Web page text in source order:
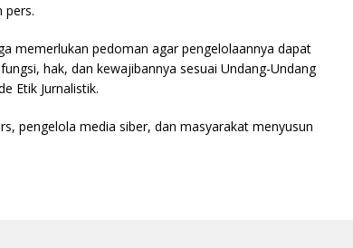
pers.
memerlukan pedoman agar pengelolaannya dapat
hak, dan kewajibannya sesuai Undang-Undang
Etik Jurnalistik.
pengelola media siber, dan masyarakat menyusun